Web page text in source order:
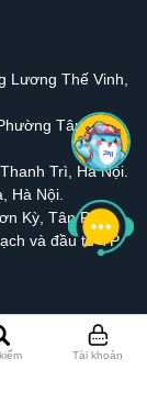
Lương Thế Vinh,
Tân Bình,
Trì, Hà Nội.
Hà Nội.
Kỳ, Tân Phú.
và đầu tư TP.
Tài khoản